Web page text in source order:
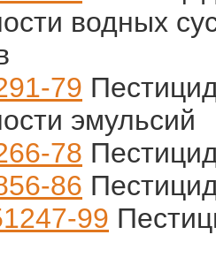
водных
79
эмульсий
78
86
99